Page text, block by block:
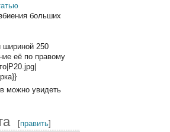
больших
шириной 250
её по правому
можно увидеть
[править]